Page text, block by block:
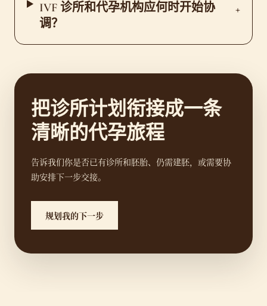
IVF 诊所和代孕机构应何时开始协
调？
+
把诊所计划衔接成一条
清晰的代孕旅程
告诉我们你是否已有诊所和胚胎、仍需建胚，或需要协
助安排下一步交接。
规划我的下一步